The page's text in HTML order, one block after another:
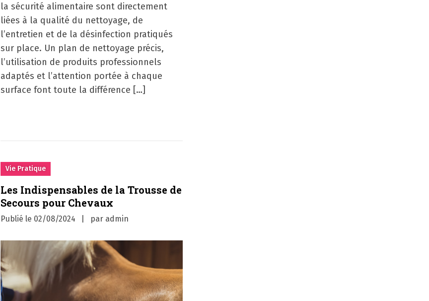
la sécurité alimentaire sont directement
liées à la qualité du nettoyage, de
l’entretien et de la désinfection pratiqués
sur place. Un plan de nettoyage précis,
l’utilisation de produits professionnels
adaptés et l’attention portée à chaque
surface font toute la différence […]
Vie Pratique
Les Indispensables de la Trousse de
Secours pour Chevaux
Publié le 02/08/2024 par admin